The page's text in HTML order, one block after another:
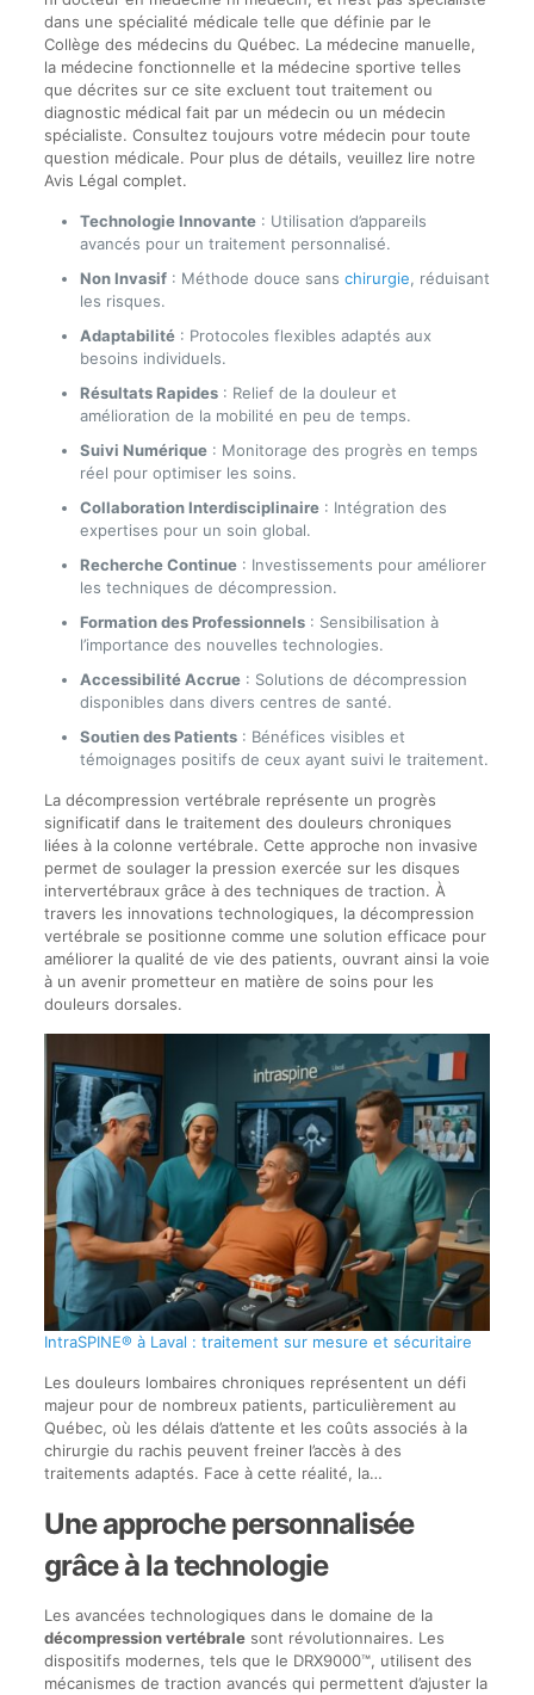
dans une spécialité médicale telle que définie par le
Collège des médecins du Québec. La médecine manuelle,
la médecine fonctionnelle et la médecine sportive telles
que décrites sur ce site excluent tout traitement ou
diagnostic médical fait par un médecin ou un médecin
spécialiste. Consultez toujours votre médecin pour toute
question médicale. Pour plus de détails, veuillez lire notre
Avis Légal complet.
Technologie Innovante: Utilisation d’appareils
avancés pour un traitement personnalisé.
Non Invasif: Méthode douce sans chirurgie, réduisant
les risques.
Adaptabilité: Protocoles flexibles adaptés aux
besoins individuels.
Résultats Rapides: Relief de la douleur et
amélioration de la mobilité en peu de temps.
Suivi Numérique: Monitorage des progrès en temps
réel pour optimiser les soins.
Collaboration Interdisciplinaire: Intégration des
expertises pour un soin global.
Recherche Continue: Investissements pour améliorer
les techniques de décompression.
Formation des Professionnels: Sensibilisation à
l’importance des nouvelles technologies.
Accessibilité Accrue: Solutions de décompression
disponibles dans divers centres de santé.
Soutien des Patients: Bénéfices visibles et
témoignages positifs de ceux ayant suivi le traitement.
La décompression vertébrale représente un progrès
significatif dans le traitement des douleurs chroniques
liées à la colonne vertébrale. Cette approche non invasive
permet de soulager la pression exercée sur les disques
intervertébraux grâce à des techniques de traction. À
travers les innovations technologiques, la décompression
vertébrale se positionne comme une solution efficace pour
améliorer la qualité de vie des patients, ouvrant ainsi la voie
à un avenir prometteur en matière de soins pour les
douleurs dorsales.
IntraSPINE® à Laval : traitement sur mesure et sécuritaire
Les douleurs lombaires chroniques représentent un défi
majeur pour de nombreux patients, particulièrement au
Québec, où les délais d’attente et les coûts associés à la
chirurgie du rachis peuvent freiner l’accès à des
traitements adaptés. Face à cette réalité, la…
Une approche personnalisée
grâce à la technologie
Les avancées technologiques dans le domaine de la
décompression vertébralesont révolutionnaires. Les
dispositifs modernes, tels que le DRX9000™, utilisent des
mécanismes de traction avancés qui permettent d’ajuster la